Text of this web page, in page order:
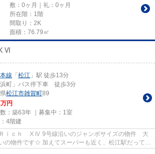
敷：0ヶ月｜礼：0ヶ月
所在階：1階
間取り：2K
面積：76.79㎡
線 「 松江 」駅 徒歩13分
浜町」バス停下車 徒歩3分
松江市雑賀町89
万円
：築63年 ｜募集中： 1室
4階建
Ｒｉｃｈ ⅩⅣ 9号線沿いのジャンボサイズの物件 大
の物件です☆ 加えてスーパーも近く、松江駅だって徒
では...